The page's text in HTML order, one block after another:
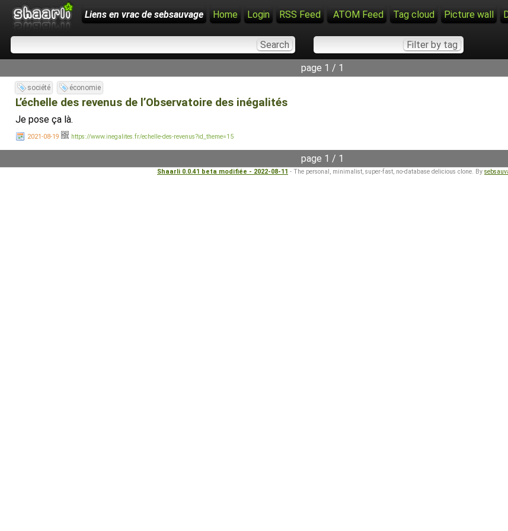
Liens en vrac de sebsauvage Home Login RSS Feed ATOM Feed Tag cloud Picture wall
page 1 / 1
société économie
L’échelle des revenus de l’Observatoire des inégalités
Je pose ça là.
2021-08-19 https://www.inegalites.fr/echelle-des-revenus?id_theme=15
page 1 / 1
Shaarli 0.0.41 beta modifiée - 2022-08-11 - The personal, minimalist, super-fast, no-database delicious clone. By